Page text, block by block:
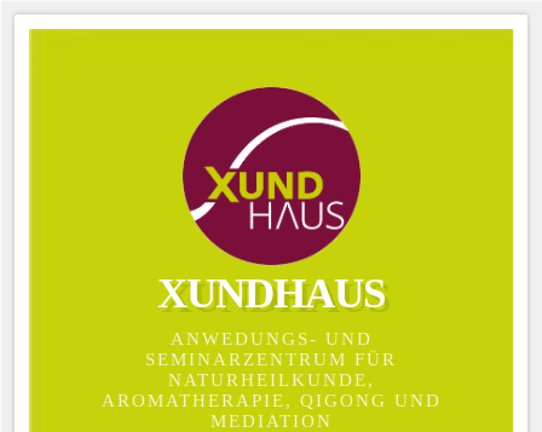
XUNDHAUS
ANWEDUNGS- UND
SEMINARZENTRUM FÜR
NATURHEILKUNDE,
AROMATHERAPIE, QIGONG UND
MEDIATION